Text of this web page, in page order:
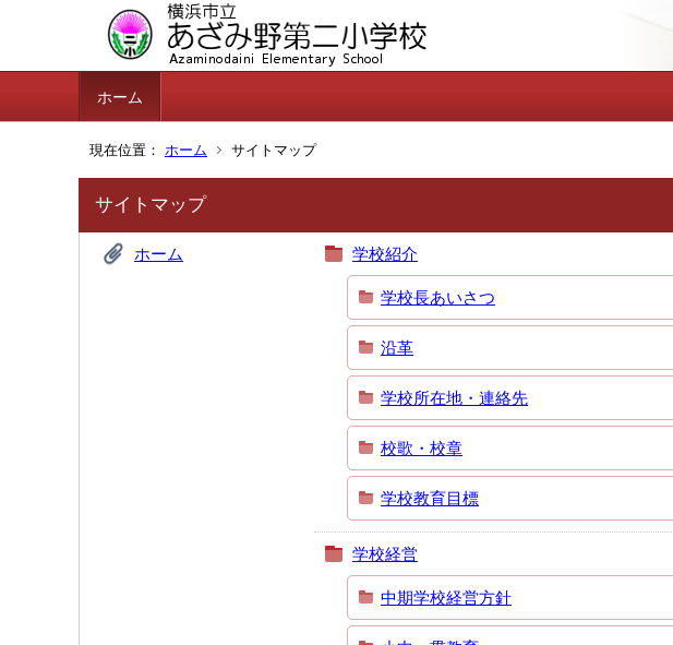
ホーム
現在位置： ホーム サイトマップ
サイトマップ
ホーム 学校紹介
学校長あいさつ
沿革
学校所在地・連絡先
校歌・校章
学校教育目標
学校経営
中期学校経営方針